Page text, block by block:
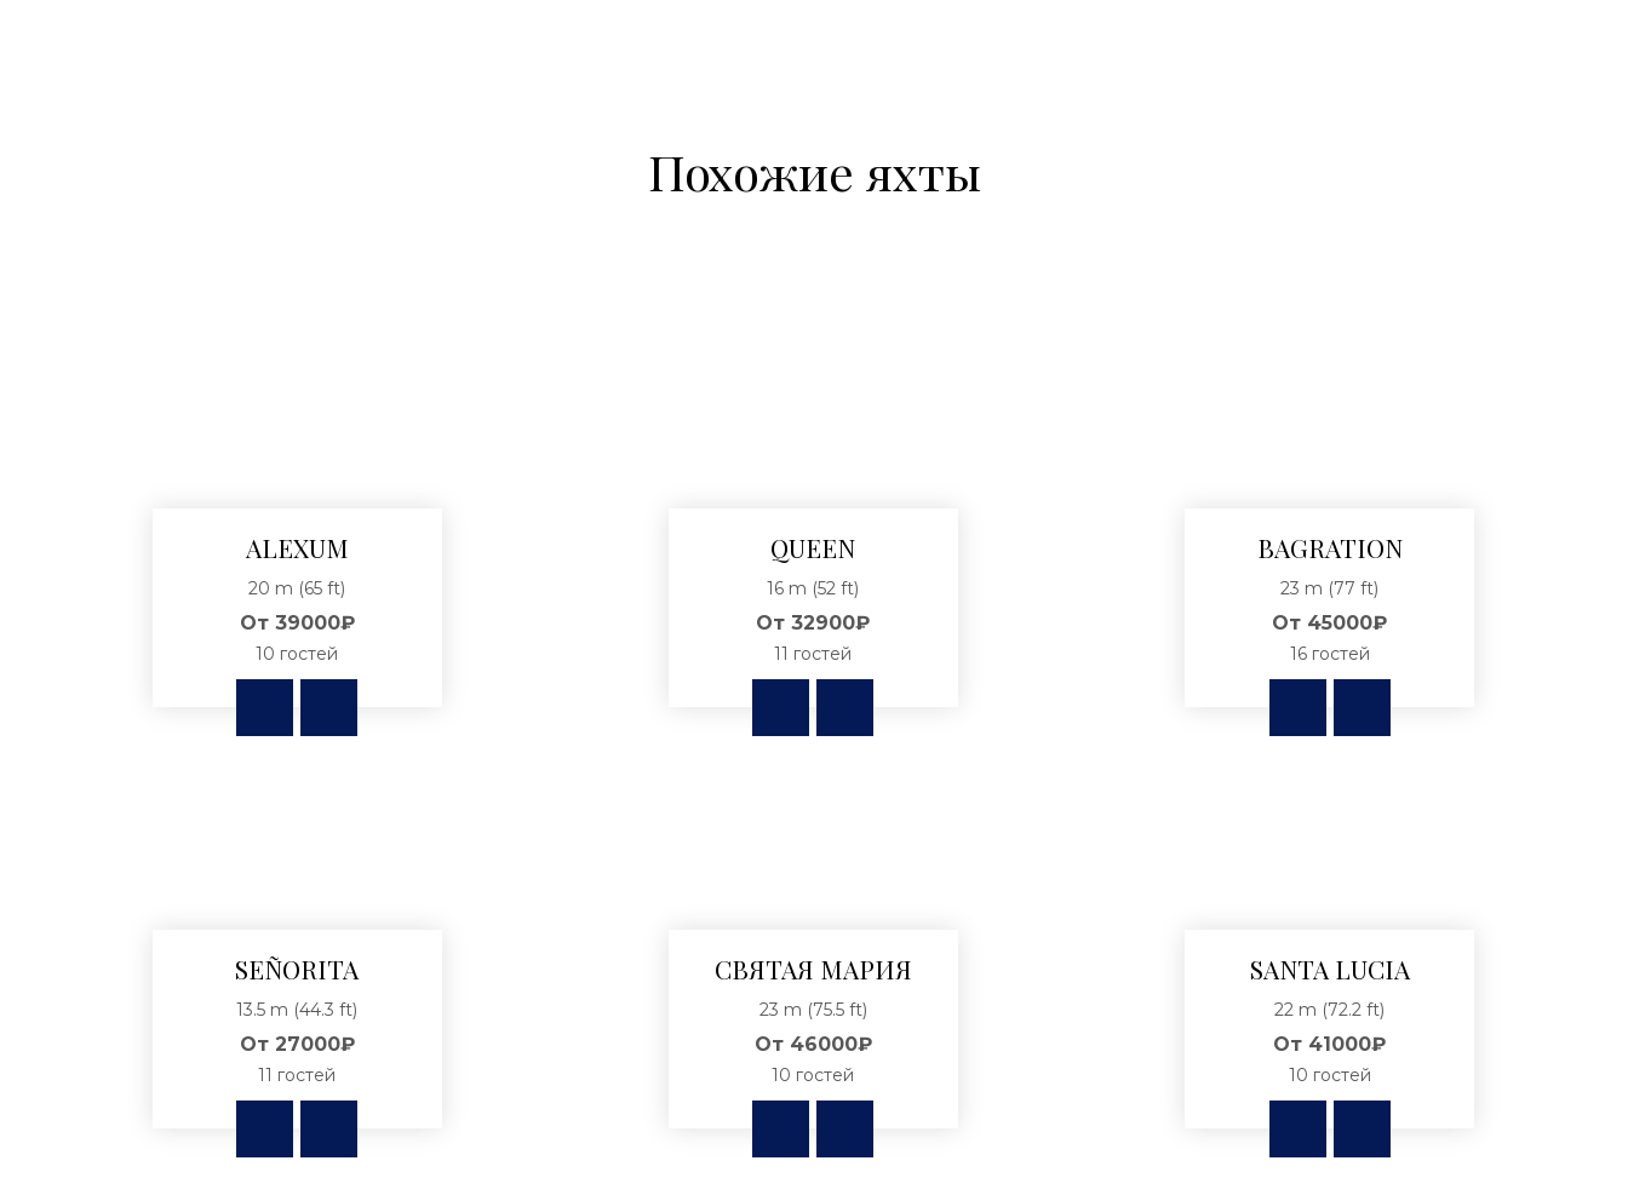
Похожие яхты
ALEXUM
20 m (65 ft)
От 39000₽
10 гостей
QUEEN
16 m (52 ft)
От32900₽
11 гостей
BAGRATION
23 m (77 ft)
От 45000₽
16 гостей
SEÑORITA
13.5 m (44.3 ft)
От 27000₽
11 гостей
СВЯТАЯ МАРИЯ
23 m (75.5 ft)
От 46000₽
10 гостей
SANTA LUCIA
22 m (72.2 ft)
От 41000₽
10 гостей